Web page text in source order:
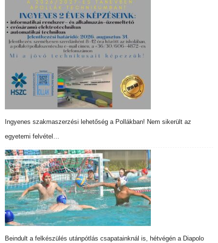
Ingyenes szakmaszerzési lehetőség a Pollákban! Nem sikerült az
egyetemi felvétel…
Beindult a felkészülés utánpótlás csapatainknál is, hétvégén a Diapolo